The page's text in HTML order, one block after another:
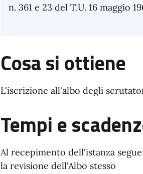
n. 361 e 23 del T.U. 16 maggio
Cosa si ottiene
L'iscrizione all'albo degli
Tempi e
Al recepimento dell'istanza
la revisione dell'Albo stesso